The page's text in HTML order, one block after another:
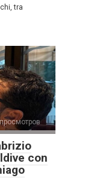
tra
con